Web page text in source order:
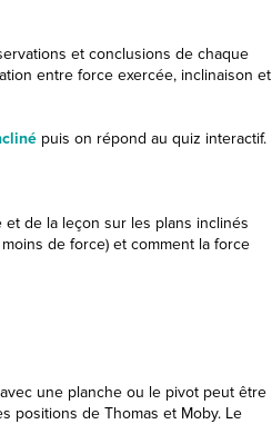
et conclusions de chaque
entre force exercée, inclinaison et
puis on répond au quiz interactif.
de la leçon sur les plans inclinés
de force) et comment la force
une planche ou le pivot peut être
positions de Thomas et Moby. Le